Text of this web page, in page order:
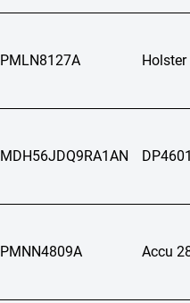
PMLN8127A Holster
MDH56JDQ9RA1AN
PMNN4809A Accu